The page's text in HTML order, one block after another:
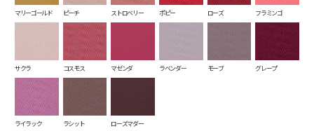
マリーゴールド ピーチ ストロベリー ポピー ローズ フラミンゴ
サクラ コスモス マゼンダ ラベンダー モーブ グレープ
ライラック ラシット ローズマダー